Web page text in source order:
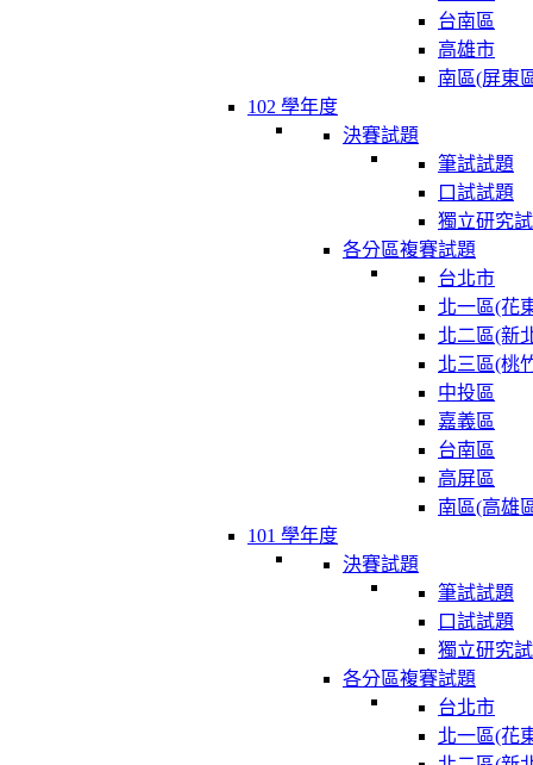
台南區
高雄市
南區(屏東
102 學年度
決賽試題
筆試試題
口試試題
獨立研究
各分區複賽試題
台北市
北一區(花
北二區(新
北三區(桃
中投區
嘉義區
台南區
高屏區
南區(高雄
101 學年度
決賽試題
筆試試題
口試試題
獨立研究
各分區複賽試題
台北市
北一區(花